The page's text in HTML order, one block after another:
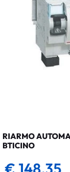
RIARMO
BTICINO